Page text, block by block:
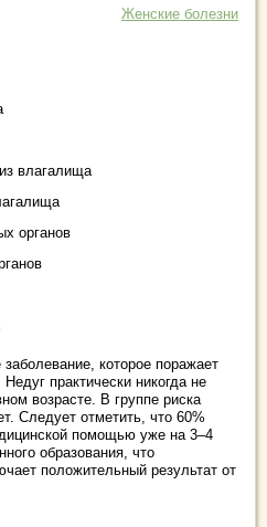
Женские болезни
влагалища
органов
которое поражает
практически никогда не
возрасте. В группе риска
Следует отметить, что 60%
помощью уже на 3–4
образования, что
положительный результат от